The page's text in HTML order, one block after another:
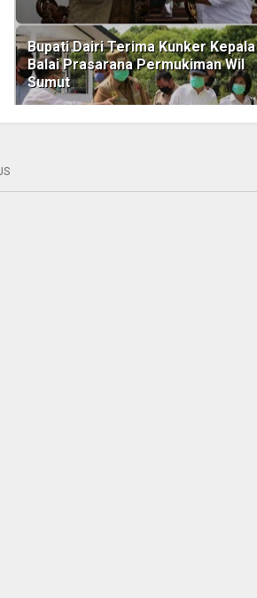
Bupati Dairi Terima Kunker Kepala
Balai Prasarana Permukiman Wil
Sumut